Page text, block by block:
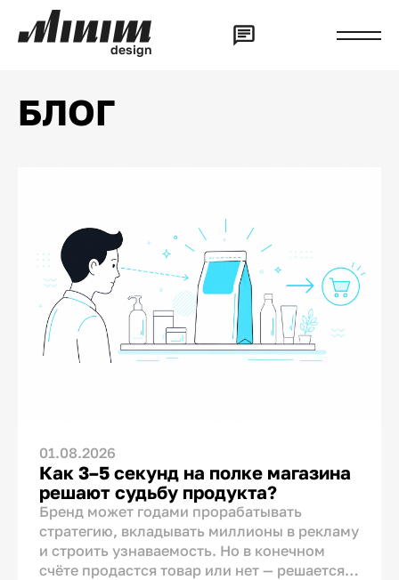
design
БЛОГ
01.08.2026
Как 3–5 секунд на полке магазина
решают судьбу продукта?
Бренд может годами прорабатывать
стратегию, вкладывать миллионы в рекламу
и строить узнаваемость. Но в конечном
счёте продастся товар или нет — решается в